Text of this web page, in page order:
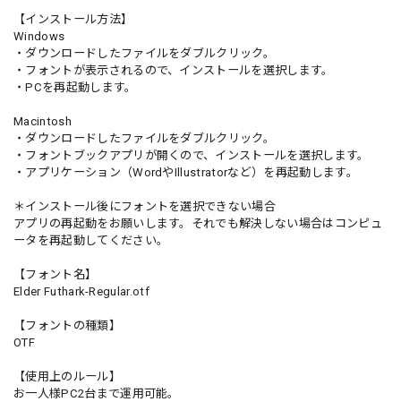
【インストール方法】
Windows
・ダウンロードしたファイルをダブルクリック。
・フォントが表示されるので、インストールを選択します。
・PCを再起動します。
Macintosh
・ダウンロードしたファイルをダブルクリック。
・フォントブックアプリが開くので、インストールを選択します。
・アプリケーション（WordやIllustratorなど）を再起動します。
＊インストール後にフォントを選択できない場合
アプリの再起動をお願いします。それでも解決しない場合はコンピュ
ータを再起動してください。
【フォント名】
Elder Futhark-Regular.otf
【フォントの種類】
OTF
【使用上のルール】
お一人様PC2台まで運用可能。